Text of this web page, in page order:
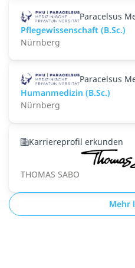
Paracelsus
Pflegewissenschaft (B.Sc.)
Nürnberg
Paracelsus
Humanmedizin (B.Sc.)
Nürnberg
Karriereprofil erkunden
THOMAS SABO
Mehr